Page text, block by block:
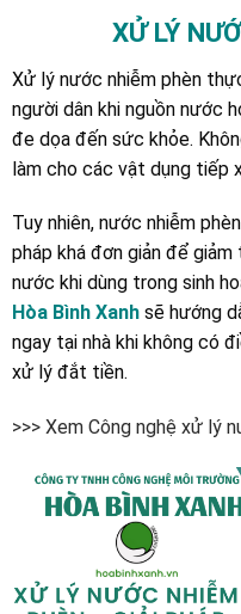
XỬ LÝ
Xử lý nước nhiễm phèn
người dân khi nguồn nước
đe dọa đến sức khỏe.
làm cho các vật dụng tiếp
Tuy nhiên, nước nhiễm
pháp khá đơn giản để
nước khi dùng trong sinh
Hòa Bình Xanhsẽ hướng
ngay tại nhà khi không có
xử lý đắt tiền.
>>> Xem Công nghệ xử lý